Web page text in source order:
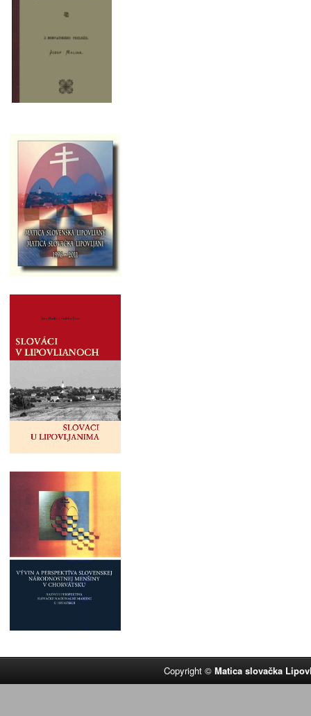
Copyright ©Matica slovačka